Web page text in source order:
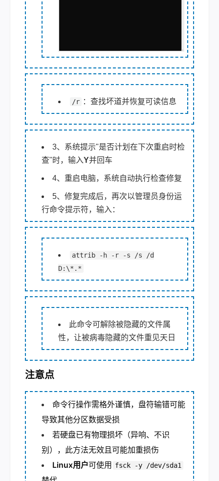
/r ：查找坏道并恢复可读信息
3、系统提示"是否计划在下次重启时检
查"时，输入Y并回车
4、重启电脑，系统自动执行检查修复
5、修复完成后，再次以管理员身份运
行命令提示符，输入：
attrib -h -r -s /s /d
D:\*.*
此命令可解除被隐藏的文件属
性，让被病毒隐藏的文件重见天日
注意点
命令行操作需格外谨慎，盘符输错可能
导致其他分区数据受损
若硬盘已有物理损坏（异响、不识
别），此方法无效且可能加重损伤
Linux用户可使用 fsck -y /dev/sda1